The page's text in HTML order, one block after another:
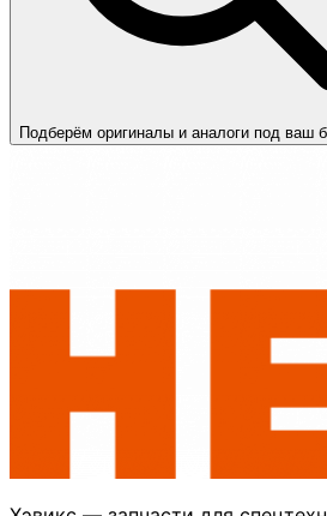
Подберём оригиналы и аналоги под ваш